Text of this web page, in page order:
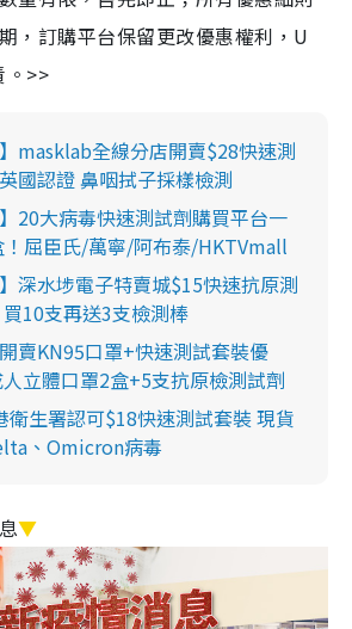
，訂購平台保留更改優惠權利，U
>>
masklab全線分店開賣$28快速測
國認證 鼻咽拭子採樣檢測
20大病毒快速測試劑購買平台一
屈臣氏/萬寧/阿布泰/HKTVmall
深水埗電子特賣城$15快速抗原測
10支再送3支檢測棒
賣KN95口罩+快速測試套裝優
立體口罩2盒+5支抗原檢測試劑
衛生署認可$18快速測試套裝 現貨
、Omicron病毒
▼